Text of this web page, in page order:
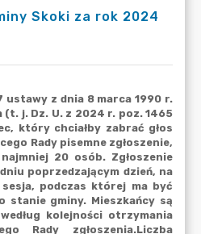
Skoki za rok 2024